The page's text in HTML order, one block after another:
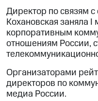
Директор по связям
Кохановская заняла
корпоративным
отношениям России,
Организаторами
директоров по
медиа России.